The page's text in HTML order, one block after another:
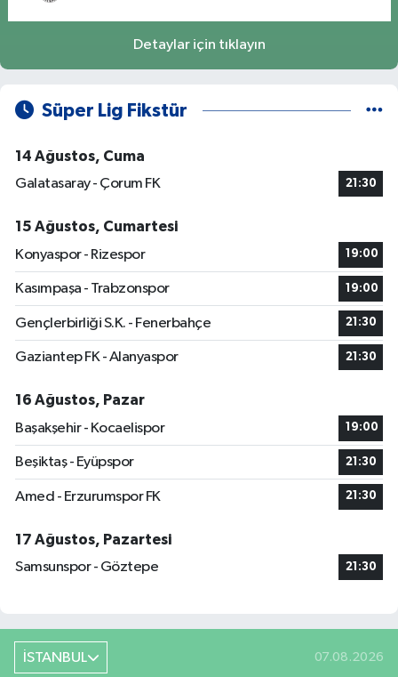
Detaylar için tıklayın
Süper Lig Fikstür
14 Ağustos, Cuma
Galatasaray - Çorum FK
21:30
15 Ağustos, Cumartesi
Konyaspor - Rizespor
19:00
Kasımpaşa - Trabzonspor 19:00
Gençlerbirliği S.K. - Fenerbahçe 21:30
Gaziantep FK - Alanyaspor 21:30
16 Ağustos, Pazar
Başakşehir - Kocaelispor
19:00
Beşiktaş - Eyüpspor 21:30
Amed - Erzurumspor FK 21:30
17 Ağustos, Pazartesi
Samsunspor - Göztepe
21:30
İSTANBUL 07.08.2026